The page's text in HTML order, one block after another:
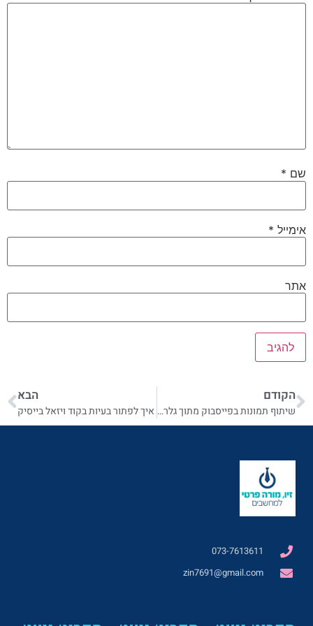
שם *
אימייל *
אתר
הקודם
שיתוף תמונות בפייסבוק מתוך גלריית התמונות
הבא
איך לפתור בעיות בקוד ויזאל בייסיק
073-7613611
zin7691@gmail.com